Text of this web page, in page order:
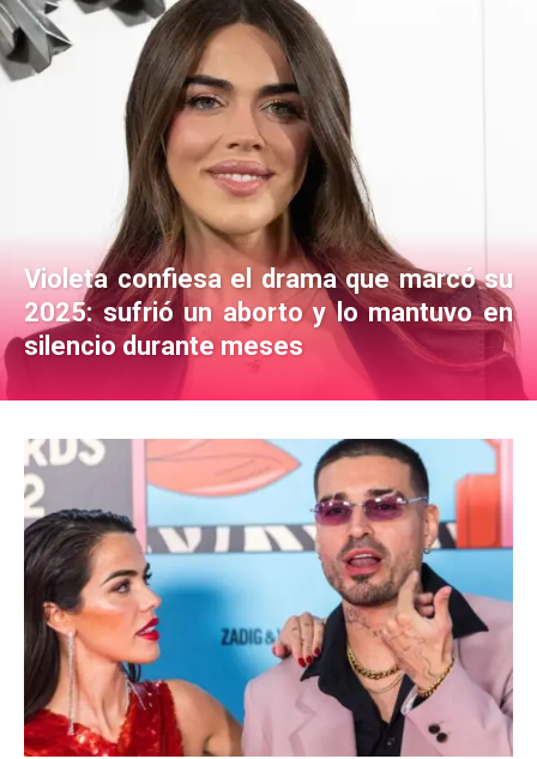
Violeta confiesa el drama que marcó su
2025: sufrió un aborto y lo mantuvo en
silencio durante meses